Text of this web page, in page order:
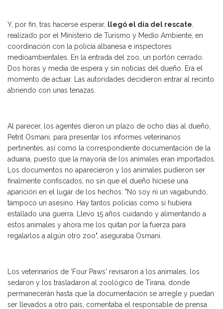
Y, por fin, tras hacerse esperar, llegó el día del rescate,
realizado por el Ministerio de Turismo y Medio Ambiente, en
coordinación con la policía albanesa e inspectores
medioambientales. En la entrada del zoo, un portón cerrado.
Dos horas y media de espera y sin noticias del dueño. Era el
momento de actuar. Las autoridades decidieron entrar al recinto
abriendo con unas tenazas.
Al parecer, los agentes dieron un plazo de ocho días al dueño,
Petrit Osmani, para presentar los informes veterinarios
pertinentes, así como la correspondiente documentación de la
aduana, puesto que la mayoría de los animales eran importados.
Los documentos no aparecieron y los animales pudieron ser
finalmente confiscados, no sin que el dueño hiciese una
aparición en el lugar de los hechos. "No soy ni un vagabundo,
tampoco un asesino. Hay tantos policías como si hubiera
estallado una guerra. Llevo 15 años cuidando y alimentando a
estos animales y ahora me los quitan por la fuerza para
regalarlos a algún otro zoo", aseguraba Osmani.
Los veterinarios de 'Four Paws' revisaron a los animales, los
sedaron y los trasladaron al zoológico de Tirana, donde
permanecerán hasta que la documentación se arregle y puedan
ser llevados a otro país, comentaba el responsable de prensa